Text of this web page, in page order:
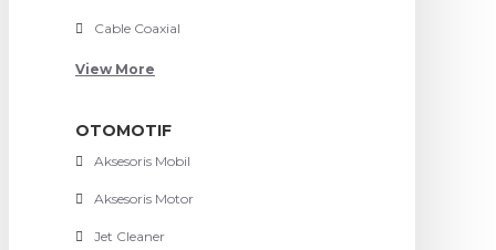
Cable Coaxial
View More
OTOMOTIF
Aksesoris Mobil
Aksesoris Motor
Jet Cleaner